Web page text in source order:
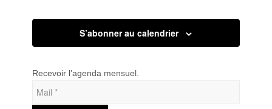
S’abonner au calendrier
Recevoir l’agenda mensuel.